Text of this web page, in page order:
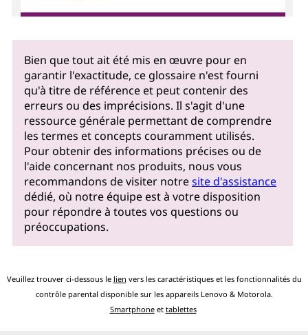
Bien que tout ait été mis en œuvre pour en
garantir l'exactitude, ce glossaire n'est fourni
qu'à titre de référence et peut contenir des
erreurs ou des imprécisions. Il s'agit d'une
ressource générale permettant de comprendre
les termes et concepts couramment utilisés.
Pour obtenir des informations précises ou de
l'aide concernant nos produits, nous vous
recommandons de visiter notresite d'assistance
dédié, où notre équipe est à votre disposition
pour répondre à toutes vos questions ou
préoccupations.
Veuillez trouver ci-dessous le lien vers les caractéristiques et les fonctionnalités du
contrôle parental disponible sur les appareils Lenovo & Motorola.
Smartphoneet tablettes